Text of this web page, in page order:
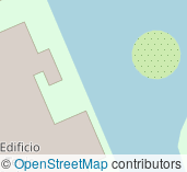
©OpenStreetMapcontributors